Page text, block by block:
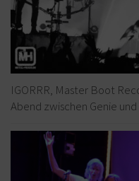
IGORRR, Master Boot
Abend zwischen Genie und